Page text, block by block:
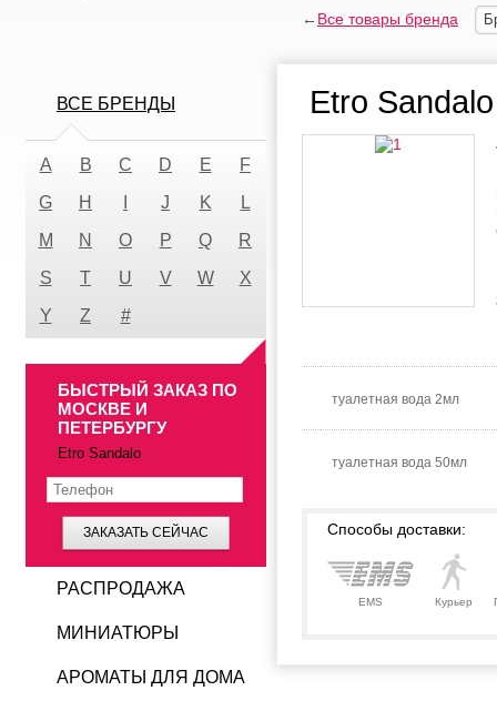
←Все товары бренда
Etro Sandalo
туалетная вода 2мл
туалетная вода 50мл
Способы доставки:
EMS Курьер
ВСЕ БРЕНДЫ
A B C D E
F
G
H J K
L
M
N O P Q
R
S
T U V W
X
Y
Z #
БЫСТРЫЙ ЗАКАЗ ПО
МОСКВЕ И
ПЕТЕРБУРГУ
Etro Sandalo
ЗАКАЗАТЬ СЕЙЧАС
РАСПРОДАЖА
МИНИАТЮРЫ
АРОМАТЫ ДЛЯ ДОМА